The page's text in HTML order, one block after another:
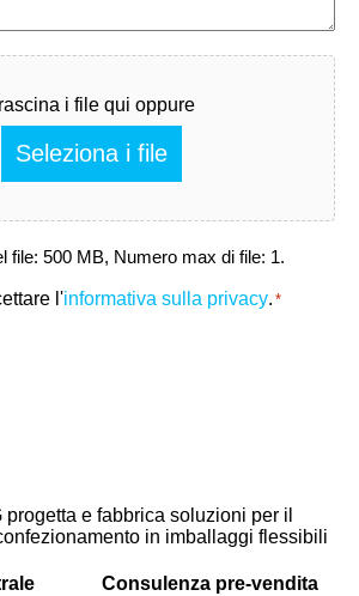
i file qui oppure
Seleziona i file
file: 500 MB, Numero max di file: 1.
l'informativa sulla privacy. *
e fabbrica soluzioni per il
in imballaggi flessibili
Consulenza pre-vendita